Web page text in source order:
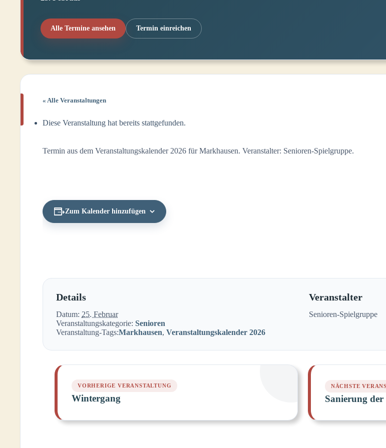
Alle Termine ansehen Termin einreichen
« Alle Veranstaltungen
Diese Veranstaltung hat bereits stattgefunden.
Termin aus dem Veranstaltungskalender 2026 für Markhausen. Veranstalter: Senioren-Spielgruppe.
Zum Kalender hinzufügen
Details
Datum: 25. Februar
Veranstaltungskategorie: Senioren
Veranstaltung-Tags:Markhausen, Veranstaltungskalender 2026
Veranstalter
Senioren-Spielgruppe
Wintergang Sanierung der